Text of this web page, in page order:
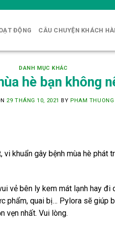
ĐỘNG CÂU CHUYỆN KHÁCH
DANH MỤC KHÁC
hè bạn không
29 THÁNG 10, 2021 BY PHAM THUONG
khuẩn gây bệnh mùa hè phát
vẻ bên ly kem mát lạnh hay đi
phẩm, quai bị… Pylora sẽ giúp
vẹn nhất. Vui lòng.